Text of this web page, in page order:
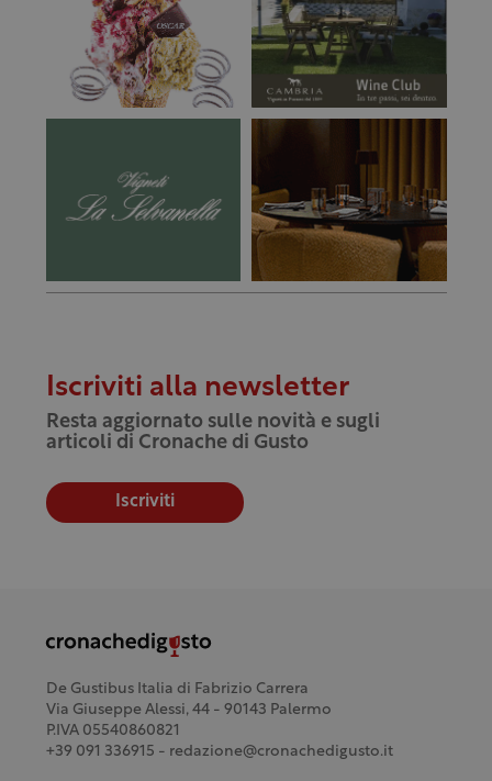
Iscriviti alla newsletter
Resta aggiornato sulle novità e sugli
articoli di Cronache di Gusto
Iscriviti
De Gustibus Italia di Fabrizio Carrera
Via Giuseppe Alessi, 44 - 90143 Palermo
P.IVA 05540860821
+39 091 336915 - redazione@cronachedigusto.it